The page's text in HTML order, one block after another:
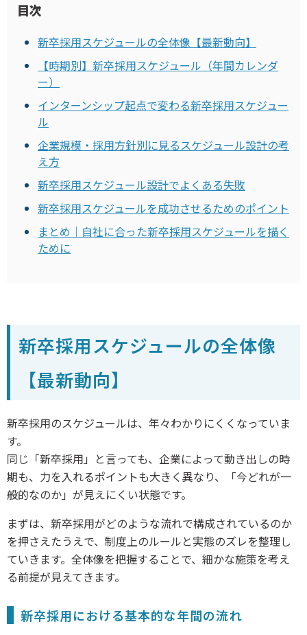
目次
新卒採用スケジュールの全体像【最新動向】
【時期別】新卒採用スケジュール（年間カレンダ
ー）
インターンシップ起点で変わる新卒採用スケジュー
ル
企業規模・採用方針別に見るスケジュール設計の考
え方
新卒採用スケジュール設計でよくある失敗
新卒採用スケジュールを成功させるためのポイント
まとめ｜自社に合った新卒採用スケジュールを描く
ために
新卒採用スケジュールの全体像
【最新動向】
新卒採用のスケジュールは、年々わかりにくくなっていま
す。
同じ「新卒採用」と言っても、企業によって動き出しの時
期も、力を入れるポイントも大きく異なり、「今どれが一
般的なのか」が見えにくい状態です。
まずは、新卒採用がどのような流れで構成されているのか
を押さえたうえで、制度上のルールと実態のズレを整理し
ていきます。全体像を把握することで、細かな施策を考え
る前提が見えてきます。
新卒採用における基本的な年間の流れ